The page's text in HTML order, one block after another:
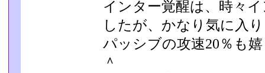
インター覚醒は、時々
したが、かなり気に入
パッシブの攻速20％も
＾